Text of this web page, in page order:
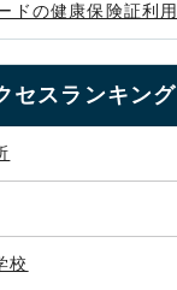
ドの健康保険証利用
セスランキング
校